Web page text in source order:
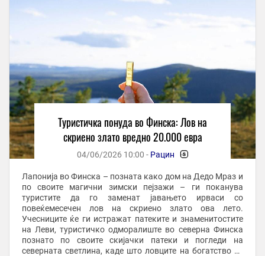
Туристичка понуда во Финска: Лов на
скриено злато вредно 20.000 евра
04/06/2026 10:00 - Рацин -
Лапонија во Финска – позната како дом на Дедо Мраз и
по своите магични зимски пејзажи – ги поканува
туристите да го заменат јавањето ирваси со
повеќемесечен лов на скриено злато ова лето.
Учесниците ќе ги истражат патеките и знаменитостите
на Леви, туристичко одморалиште во северна Финска
познато по своите скијачки патеки и погледи на
северната светлина, каде што ловците на богатство ќе